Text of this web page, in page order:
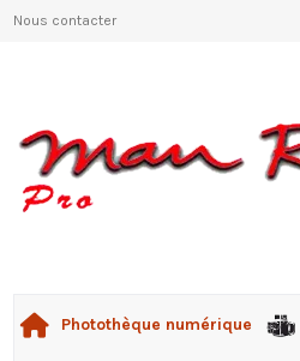
Nous contacter
Photothèque numérique